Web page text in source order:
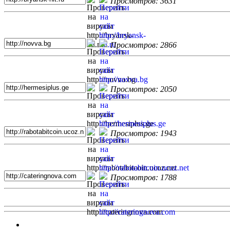
Просмотров: 2866
Просмотров: 2050
Просмотров: 1943
Просмотров: 1788